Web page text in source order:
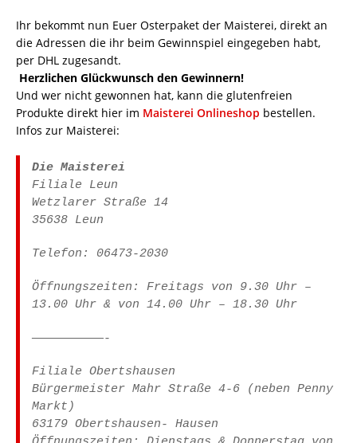
Ihr bekommt nun Euer Osterpaket der Maisterei, direkt an
die Adressen die ihr beim Gewinnspiel eingegeben habt,
per DHL zugesandt.
Herzlichen Glückwunsch den Gewinnern!
Und wer nicht gewonnen hat, kann die glutenfreien
Produkte direkt hier im Maisterei Onlineshop bestellen.
Infos zur Maisterei:
Die Maisterei
Filiale Leun
Wetzlarer Straße 14
35638 Leun
Telefon: 06473-2030
Öffnungszeiten: Freitags von 9.30 Uhr –
13.00 Uhr & von 14.00 Uhr – 18.30 Uhr
——————————-
Filiale Obertshausen
Bürgermeister Mahr Straße 4-6 (neben Penny
Markt)
63179 Obertshausen- Hausen